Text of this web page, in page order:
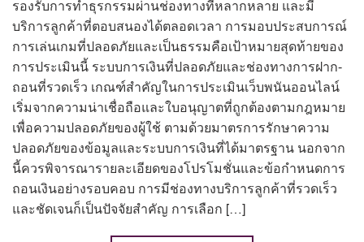
รองรับการทำธุรกรรมผ่านช่องทางที่หลากหลาย และมี
บริการลูกค้าที่ตอบสนองได้ตลอดเวลา การมอบประสบการณ์
การเล่นเกมที่ปลอดภัยและเป็นธรรมคือเป้าหมายสุดท้ายของ
การประเมินนี้ ระบบการเงินที่ปลอดภัยและช่องทางการฝาก-
ถอนที่รวดเร็ว เกณฑ์สำคัญในการประเมินเว็บพนันออนไลน์
เริ่มจากความน่าเชื่อถือและใบอนุญาตที่ถูกต้องตามกฎหมาย
เพื่อความปลอดภัยของผู้ใช้ ตามด้วยมาตรการรักษาความ
ปลอดภัยของข้อมูลและระบบการเงินที่ได้มาตรฐาน นอกจาก
นี้ควรพิจารณารายละเอียดของโปรโมชั่นและข้อกำหนดการ
ถอนเงินอย่างรอบคอบ การมีช่องทางบริการลูกค้าที่รวดเร็ว
และชัดเจนก็เป็นปัจจัยสำคัญ การเลือก […]